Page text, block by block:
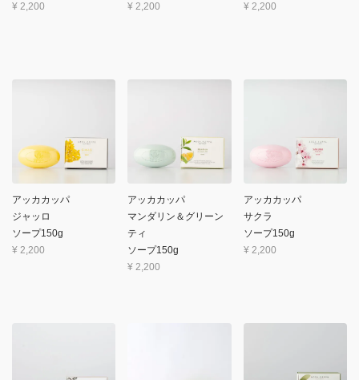
¥ 2,200
¥ 2,200
¥ 2,200
アッカカッパ
ジャッロ
ソープ150g
¥ 2,200
アッカカッパ
マンダリン＆グリーン
ティ
ソープ150g
¥ 2,200
アッカカッパ
サクラ
ソープ150g
¥ 2,200